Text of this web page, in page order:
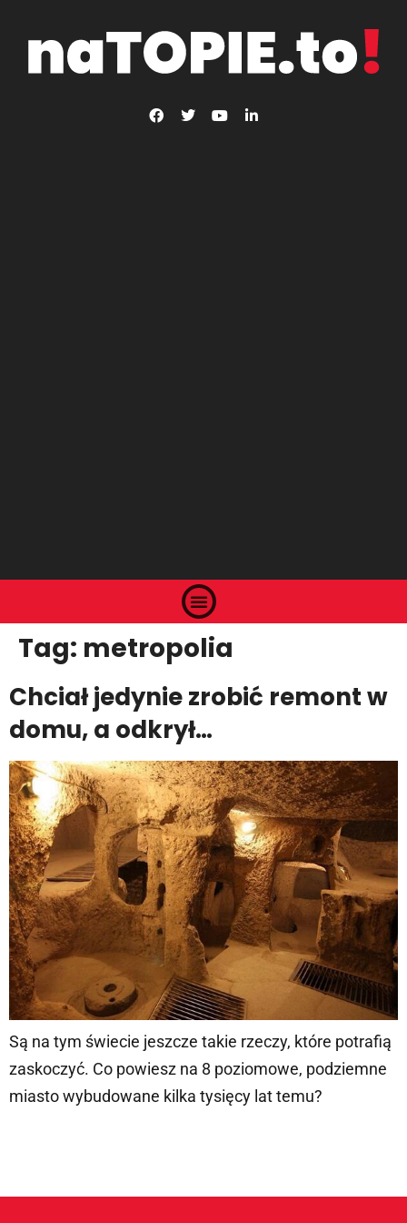
Tag: metropolia
Chciał jedynie zrobić remont w
domu, a odkrył…
Są na tym świecie jeszcze takie rzeczy, które potrafią
zaskoczyć. Co powiesz na 8 poziomowe, podziemne
miasto wybudowane kilka tysięcy lat temu?